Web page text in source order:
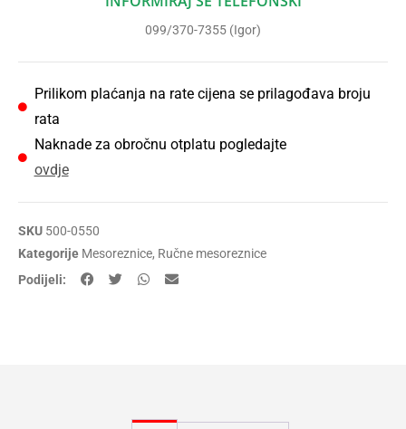
099/370-7355 (Igor)
Prilikom plaćanja na rate cijena se prilagođava broju
rata
Naknade za obročnu otplatu pogledajte
ovdje
SKU 500-0550
Kategorije Mesoreznice, Ručne mesoreznice
Podijeli: